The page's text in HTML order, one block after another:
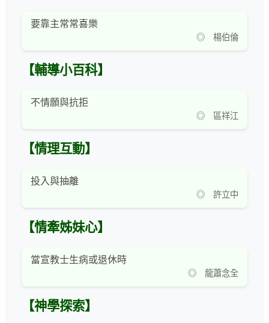
要靠主常常喜樂
◎ 楊伯倫
【輔導小百科】
不情願與抗拒
◎ 區祥江
【情理互動】
投入與抽離
◎ 許立中
【情牽姊妹心】
當宣教士生病或退休時
◎ 龍蕭念全
【神學探索】